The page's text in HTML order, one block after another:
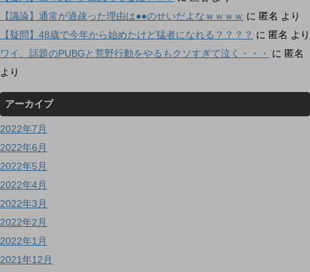
【議論】通常が過疎った理由は●●のせいだよなｗｗｗｗ に 匿名 より
【疑問】48歳で今年から始めたけど猛者になれる？？？？ に 匿名 より
ワイ、話題のPUBGと荒野行動をやるもクソすぎて泣く・・・
に 匿名
より
アーカイブ
2022年7月
2022年6月
2022年5月
2022年4月
2022年3月
2022年2月
2022年1月
2021年12月